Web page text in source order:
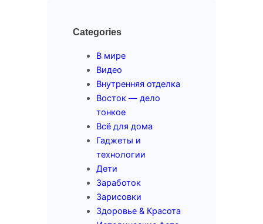
Categories
В мире
Видео
Внутренняя отделка
Восток — дело
тонкое
Всё для дома
Гаджеты и
технологии
Дети
Заработок
Зарисовки
Здоровье & Красота